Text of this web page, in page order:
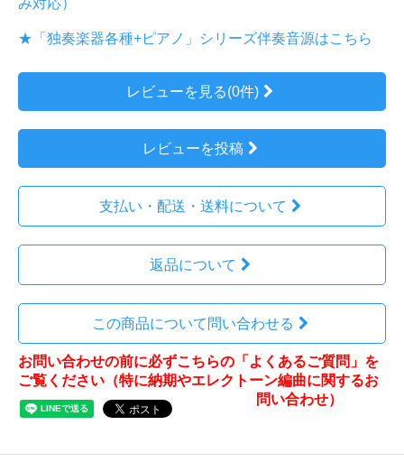
★「独奏楽器各種+ピアノ」シリーズ伴奏音源はこちら
レビューを見る(0件)
レビューを投稿
支払い・配送・送料について
返品について
この商品について問い合わせる
お問い合わせの前に必ずこちらの「よくあるご質問」を
ご覧ください（特に納期やエレクトーン編曲に関するお
問い合わせ）